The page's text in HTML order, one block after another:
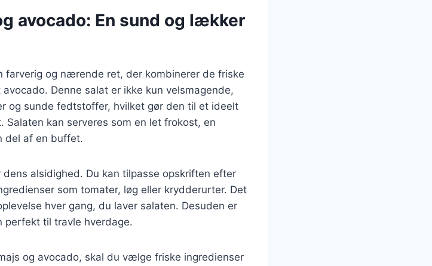
avocado: En sund og lækker
farverig og nærende ret, der kombinerer de friske
Denne salat er ikke kun velsmagende,
og sunde fedtstoffer, hvilket gør den til et ideelt
kan serveres som en let frokost, en
del af en buffet.
alsidighed. Du kan tilpasse opskriften efter
som tomater, løg eller krydderurter. Det
hver gang, du laver salaten. Desuden er
perfekt til travle hverdage.
og avocado, skal du vælge friske ingredienser